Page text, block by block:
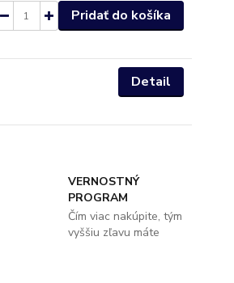
Pridať do košíka
Detail
VERNOSTNÝ
PROGRAM
Čím viac nakúpite, tým
vyššiu zľavu máte